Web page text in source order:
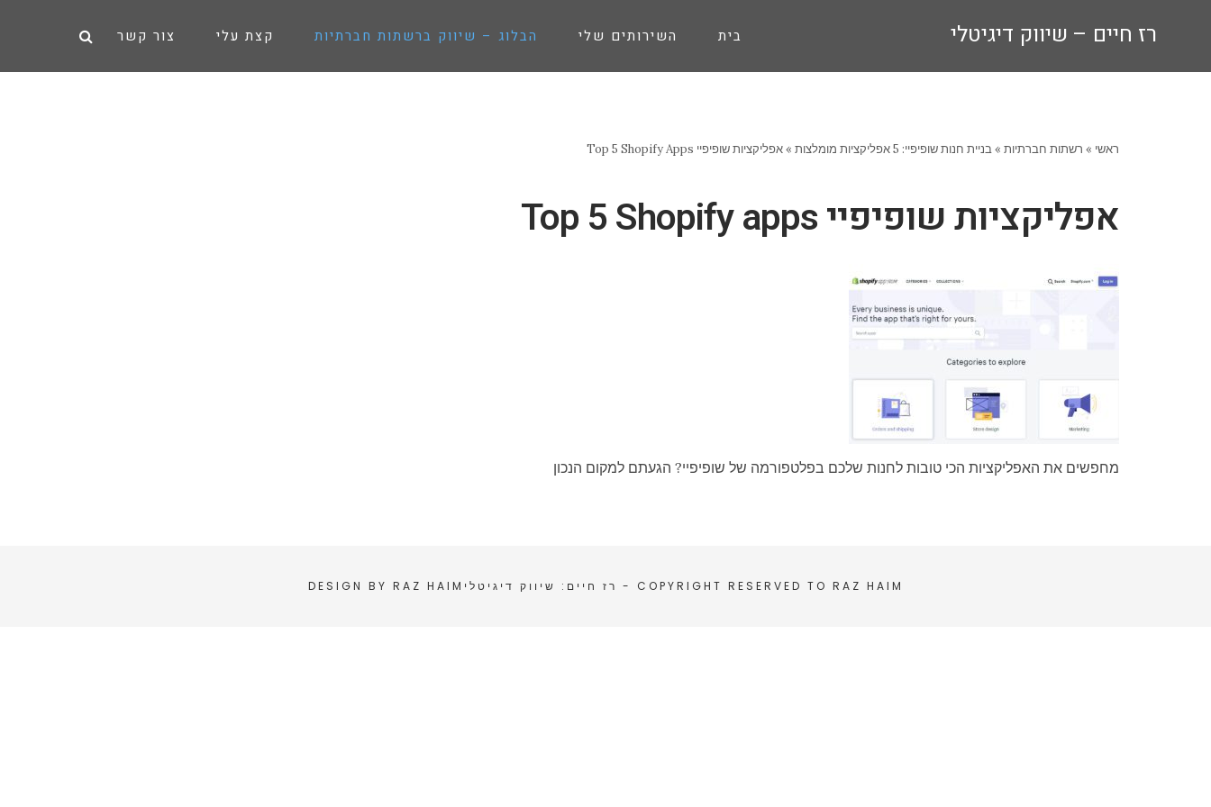
רז חיים – שיווק דיגיטלי בית השירותים שלי הבלוג – שיווק ברשתות חברתיות קצת עלי צור קשר
ראשי » רשתות חברתיות »בניית חנות שופיפיי: 5 אפליקציות מומלצות »אפליקציות שופיפיי Top 5 Shopify Apps
אפליקציות שופיפיי Top 5 Shopify apps
מחפשים את האפליקציות הכי טובות לחנות שלכם בפלטפורמה של שופיפיי? הגעתם למקום הנכון
COPYRIGHT RESERVED TO RAZ HAIM - רז חיים: שיווק דיגיטלי DESIGN BY RAZ HAIM